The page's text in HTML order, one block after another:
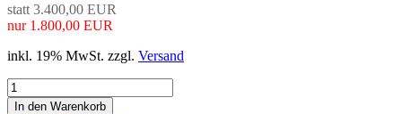
statt 3.400,00 EUR
nur 1.800,00 EUR
inkl. 19% MwSt. zzgl. Versand